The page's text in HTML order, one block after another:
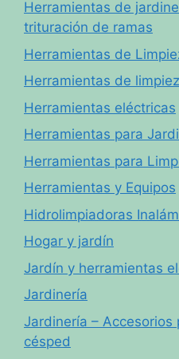
Herramientas de
trituración de ramas
Herramientas de
Herramientas de
Herramientas eléctricas
Herramientas para
Herramientas para
Herramientas y Equipos
Hidrolimpiadoras
Hogar y jardín
Jardín y herramientas
Jardinería
Jardinería –
césped